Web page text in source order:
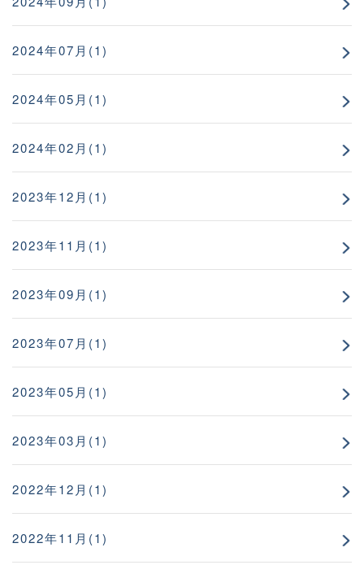
2024年07月(1)
2024年05月(1)
2024年02月(1)
2023年12月(1)
2023年11月(1)
2023年09月(1)
2023年07月(1)
2023年05月(1)
2023年03月(1)
2022年12月(1)
2022年11月(1)